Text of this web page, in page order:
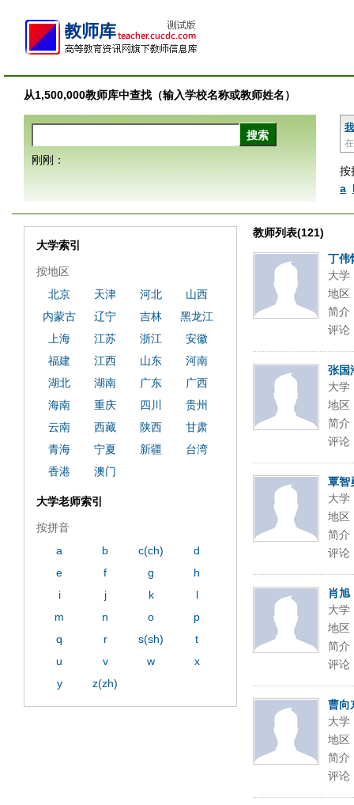
从1,500,000教师库中查找（输入学校名称或教师姓名）
按
a
刚刚：
教师列表(121)
丁伟
大学
地区
简介
评论
张国
大学
地区
简介
评论
覃智
大学
地区
简介
评论
肖旭
大学
地区
简介
评论
曹向
大学
地区
简介
评论
大学索引
按地区
北京
天津 河北
山西
内蒙古
辽宁 吉林
黑龙江
上海
江苏 浙江
安徽
福建
江西 山东
河南
湖北
湖南 广东
广西
海南
重庆 四川
贵州
云南
西藏 陕西
甘肃
青海
宁夏 新疆
台湾
香港
澳门
大学老师索引
按拼音
a
b c(ch)
d
e
f g
h
i
j k
l
m
n o
p
q
r s(sh)
t
u
v w
x
y
z(zh)